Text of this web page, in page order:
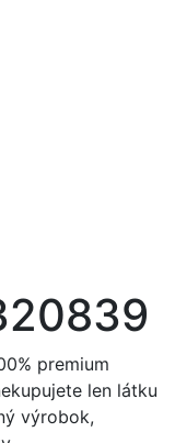
premium
len látku
výrobok,